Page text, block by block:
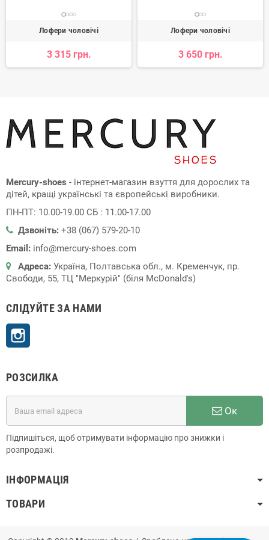
Лофери чоловічі
3 315 грн.
Лофери чоловічі
3 650 грн.
Mercury-shoes - інтернет-магазин взуття для дорослих та
дітей, кращі українські та європейські виробники.
ПН-ПТ: 10.00-19.00 СБ : 11.00-17.00
Дзвоніть: +38 (067) 579-20-10
Email: info@mercury-shoes.com
Адреса: Україна, Полтавська обл., м. Кременчук, пр.
Свободи, 55, ТЦ "Меркурій" (біля McDonald's)
СЛІДУЙТЕ ЗА НАМИ
РОЗСИЛКА
Ок
Підпишіться, щоб отримувати інформацію про знижки і
розпродажі.
ІНФОРМАЦІЯ
ТОВАРИ